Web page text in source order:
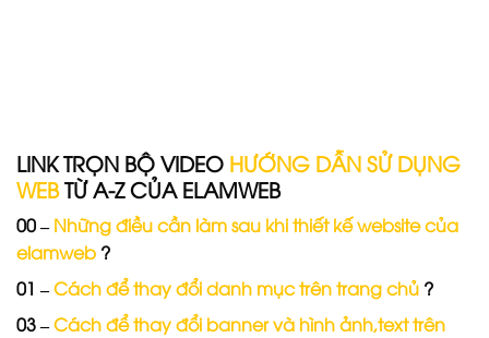
LINK TRỌN BỘ VIDEO HƯỚNG DẪN SỬ DỤNG
WEBTỪ A-Z CỦA ELAMWEB
00 –Những điều cần làm sau khi thiết kế website của
elamweb ?
01 –Cách để thay đổi danh mục trên trang chủ ?
03 –Cách để thay đổi banner và hình ảnh,text trên